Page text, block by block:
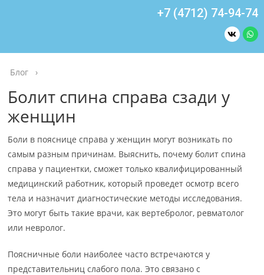
+7 (4712) 74-94-74
Блог ›
Болит спина справа сзади у
женщин
Боли в пояснице справа у женщин могут возникать по
самым разным причинам. Выяснить, почему болит спина
справа у пациентки, сможет только квалифицированный
медицинский работник, который проведет осмотр всего
тела и назначит диагностические методы исследования.
Это могут быть такие врачи, как вертебролог, ревматолог
или невролог.
Поясничные боли наиболее часто встречаются у
представительниц слабого пола. Это связано с